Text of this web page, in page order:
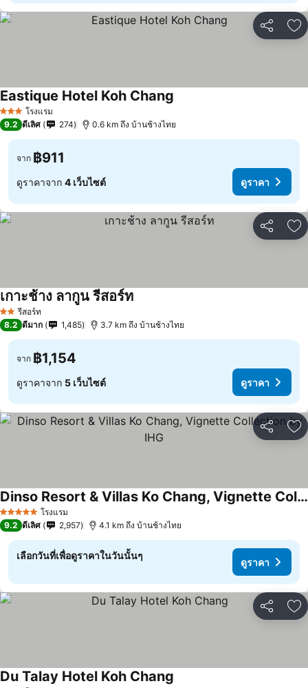
แชร์ เ
3 ดาว โรงแรม
Eastique Hotel Koh Chang
9.2 ดีเลิศ 274 0.6 km ถึง บ้านช้างไทย
จาก ฿911
ดูราคาจาก 4 เว็บไซต์ ดูราคา
แชร์ เ
2 ดาวรีสอร์ท
เกาะช้าง ลากูน รีสอร์ทดูราคา
8.2 ดีมาก 1,485 3.7 km ถึง บ้านช้างไทย
จาก ฿1,154
ดูราคาจาก 5 เว็บไซต์ ดูราคา
แชร์ เ
5 ดาว โรงแรม
Dinso Resort & Villas Ko Chang, Vignette Collection by IHG
ดูราคา
9.2 ดีเลิศ 2,957 4.1 km ถึง บ้านช้างไทย
เลือกวันที่เพื่อดูราคาในวันนั้นๆ
ดูราคา
แชร์ เ
Du Talay Hotel Koh Chang